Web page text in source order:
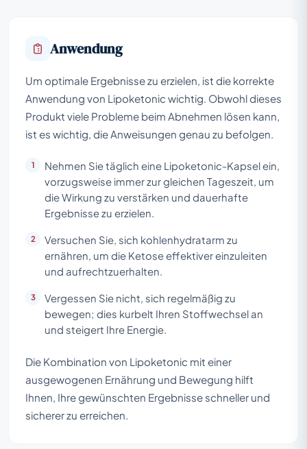
Anwendung
Um optimale Ergebnisse zu erzielen, ist die korrekte
Anwendung von Lipoketonic wichtig. Obwohl dieses
Produkt viele Probleme beim Abnehmen lösen kann,
ist es wichtig, die Anweisungen genau zu befolgen.
Nehmen Sie täglich eine Lipoketonic-Kapsel ein,
vorzugsweise immer zur gleichen Tageszeit, um
die Wirkung zu verstärken und dauerhafte
Ergebnisse zu erzielen.
Versuchen Sie, sich kohlenhydratarm zu
ernähren, um die Ketose effektiver einzuleiten
und aufrechtzuerhalten.
Vergessen Sie nicht, sich regelmäßig zu
bewegen; dies kurbelt Ihren Stoffwechsel an
und steigert Ihre Energie.
Die Kombination von Lipoketonic mit einer
ausgewogenen Ernährung und Bewegung hilft
Ihnen, Ihre gewünschten Ergebnisse schneller und
sicherer zu erreichen.